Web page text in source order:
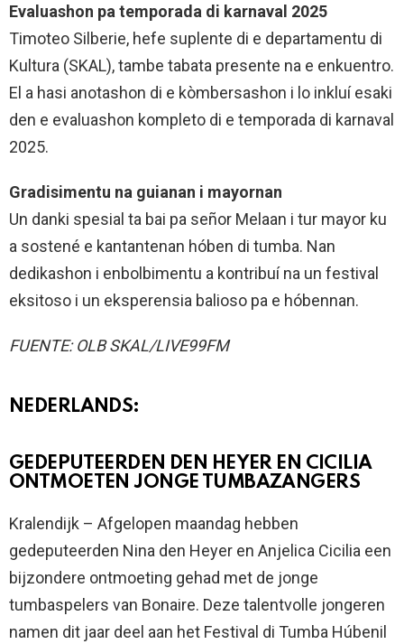
Evaluashon pa temporada di karnaval 2025
Timoteo Silberie, hefe suplente di e departamentu di
Kultura (SKAL), tambe tabata presente na e enkuentro.
El a hasi anotashon di e kòmbersashon i lo inkluí esaki
den e evaluashon kompleto di e temporada di karnaval
2025.
Gradisimentu na guianan i mayornan
Un danki spesial ta bai pa señor Melaan i tur mayor ku
a sostené e kantantenan hóben di tumba. Nan
dedikashon i enbolbimentu a kontribuí na un festival
eksitoso i un eksperensia balioso pa e hóbennan.
FUENTE: OLB SKAL/LIVE99FM
NEDERLANDS:
GEDEPUTEERDEN DEN HEYER EN CICILIA
ONTMOETEN JONGE TUMBAZANGERS
Kralendijk – Afgelopen maandag hebben
gedeputeerden Nina den Heyer en Anjelica Cicilia een
bijzondere ontmoeting gehad met de jonge
tumbaspelers van Bonaire. Deze talentvolle jongeren
namen dit jaar deel aan het Festival di Tumba Húbenil